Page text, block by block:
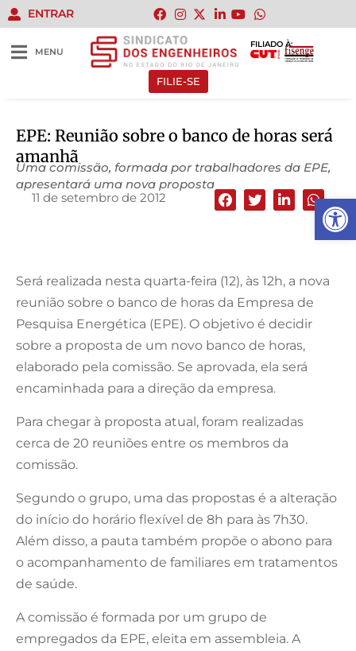
Abrir
ENTRAR
MENU
FILIADO À:
FILIE-SE
EPE: Reunião sobre o banco de horas será
amanhã
Uma comissão, formada por trabalhadores da EPE,
apresentará uma nova proposta
11 de setembro de 2012
Será realizada nesta quarta-feira (12), às 12h, a nova
reunião sobre o banco de horas da Empresa de
Pesquisa Energética (EPE). O objetivo é decidir
sobre a proposta de um novo banco de horas,
elaborado pela comissão. Se aprovada, ela será
encaminhada para a direção da empresa.
Para chegar à proposta atual, foram realizadas
cerca de 20 reuniões entre os membros da
comissão.
Segundo o grupo, uma das propostas é a alteração
do início do horário flexível de 8h para às 7h30.
Além disso, a pauta também propõe o abono para
o acompanhamento de familiares em tratamentos
de saúde.
A comissão é formada por um grupo de
empregados da EPE, eleita em assembleia. A